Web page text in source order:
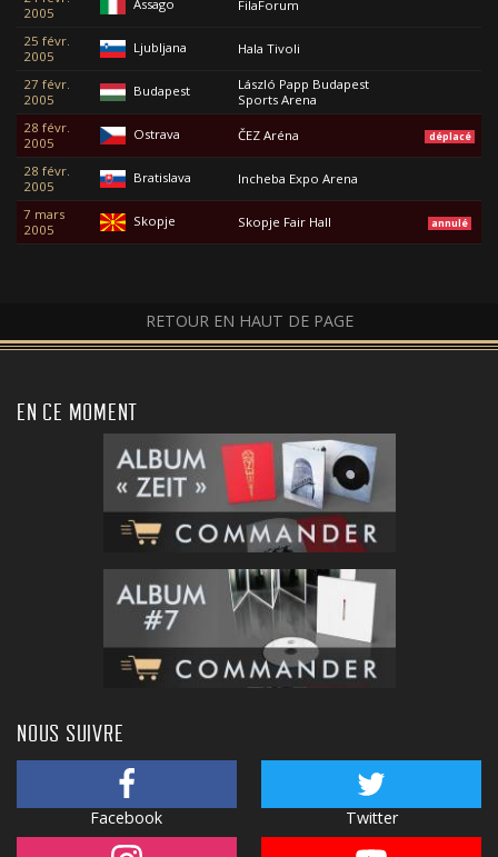
2005
Assago FilaForum
25 févr.
2005
Ljubljana Hala Tivoli
27 févr.
2005
Budapest
László Papp Budapest
Sports Arena
28 févr.
2005
Ostrava ČEZ Aréna déplacé
28 févr.
2005
Bratislava Incheba Expo Arena
7 mars
2005
Skopje Skopje Fair Hall annulé
RETOUR EN HAUT DE PAGE
EN CE MOMENT
NOUS SUIVRE
Facebook Twitter